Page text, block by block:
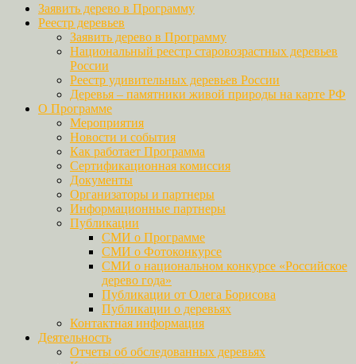
Заявить дерево в Программу
Реестр деревьев
Заявить дерево в Программу
Национальный реестр старовозрастных деревьев
России
Реестр удивительных деревьев России
Деревья – памятники живой природы на карте РФ
О Программе
Мероприятия
Новости и события
Как работает Программа
Сертификационная комиссия
Документы
Организаторы и партнеры
Информационные партнеры
Публикации
СМИ о Программе
СМИ о Фотоконкурсе
СМИ о национальном конкурсе «Российское
дерево года»
Публикации от Олега Борисова
Публикации о деревьях
Контактная информация
Деятельность
Отчеты об обследованных деревьях